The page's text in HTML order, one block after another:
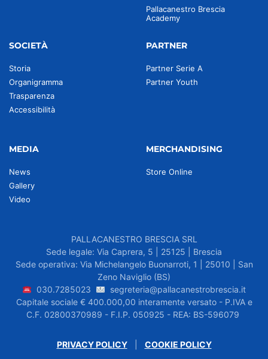
Pallacanestro Brescia
Academy
SOCIETÀ
Storia
Organigramma
Trasparenza
Accessibilità
PARTNER
Partner Serie A
Partner Youth
MEDIA
News
Gallery
Video
MERCHANDISING
Store Online
PALLACANESTRO BRESCIA SRL
Sede legale: Via Caprera, 5 | 25125 | Brescia
Sede operativa: Via Michelangelo Buonarroti, 1 | 25010 | San
Zeno Naviglio (BS)
030.7285023
segreteria@pallacanestrobrescia.it
Capitale sociale € 400.000,00 interamente versato - P.IVA e
C.F. 02800370989 - F.I.P. 050925 - REA: BS-596079
PRIVACY POLICY| COOKIE POLICY